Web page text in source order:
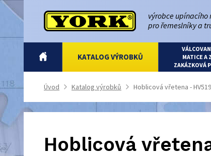
výrobce upínacího
pro řemeslníky a
ÚVOD KATALOG VÝROBKŮ
MATICE A
ZAKÁZKOVÁ
Úvod Katalog výrobků Hoblicová vřetena -
Hoblicová